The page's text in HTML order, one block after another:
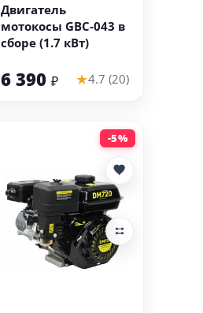
Двигатель
мотокосы GBC-043 в
сборе (1.7 кВт)
6 390 ₽ ★4.7 (20)
-5%